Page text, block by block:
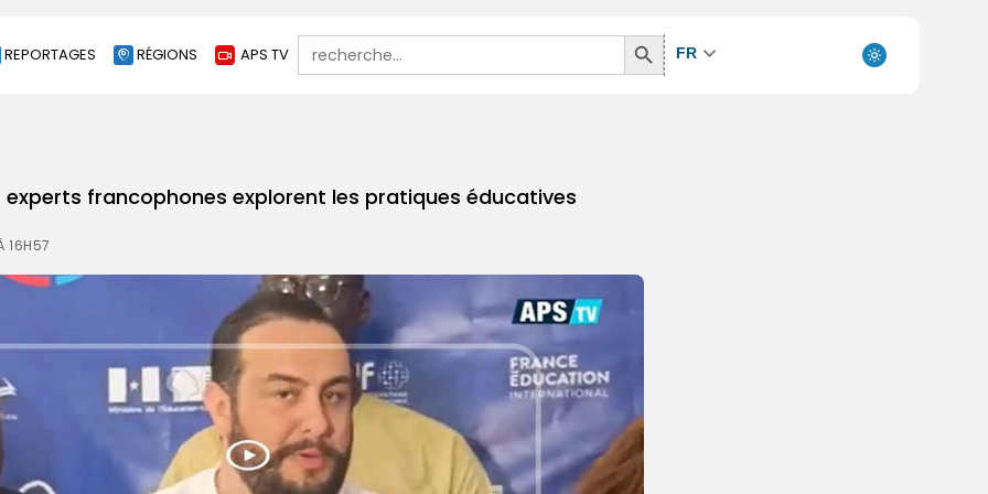
REPORTAGES RÉGIONS APS TV
Search
for:
Search
Button
FR
experts francophones explorent les pratiques éducatives
16H57